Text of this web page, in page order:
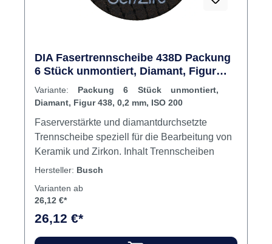
DIA Fasertrennscheibe 438D Packung
6 Stück unmontiert, Diamant, Figur
438, 0,2 mm, ISO 200
Variante: Packung 6 Stück unmontiert,
Diamant, Figur 438, 0,2 mm, ISO 200
Faserverstärkte und diamantdurchsetzte
Trennscheibe speziell für die Bearbeitung von
Keramik und Zirkon. Inhalt Trennscheiben
Hersteller: Busch
Varianten ab
26,12 €*
26,12 €*